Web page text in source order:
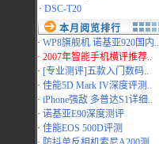
· DSC-T20
本月阅览排行
· WP8旗舰机 诺基亚920国内..
· 2007年智能手机横评推荐..
· [专业测评]五款入门数码..
· 佳能5D Mark IV深度评测..
· iPhone强敌 多普达S1详细..
· 诺基亚E90深度测评
· 佳能EOS 500D评测